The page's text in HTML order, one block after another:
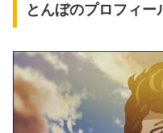
とんぼのプロフィー